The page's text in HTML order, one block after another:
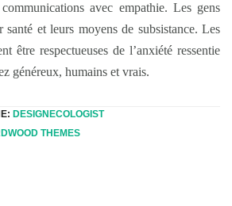
avec empathie. Les gens
et leurs moyens de subsistance. Les
être respectueuses de l’anxiété ressentie
généreux, humains et vrais.
DESIGNECOLOGIST
THEMES